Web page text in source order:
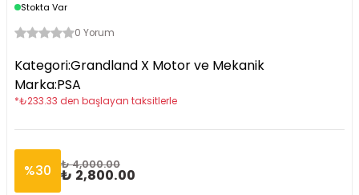
Stokta Var
0 Yorum
Kategori:Grandland X Motor ve Mekanik
Marka:PSA
*₺233.33 den başlayan taksitlerle
%30 ₺ 4,000.00
₺ 2,800.00